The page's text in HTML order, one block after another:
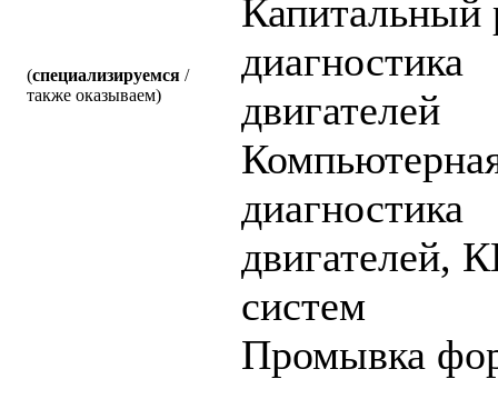
(специализируемся /
также оказываем)
Капитальный
диагностика
двигателей
диагностика
двигателей,
систем
Промывка